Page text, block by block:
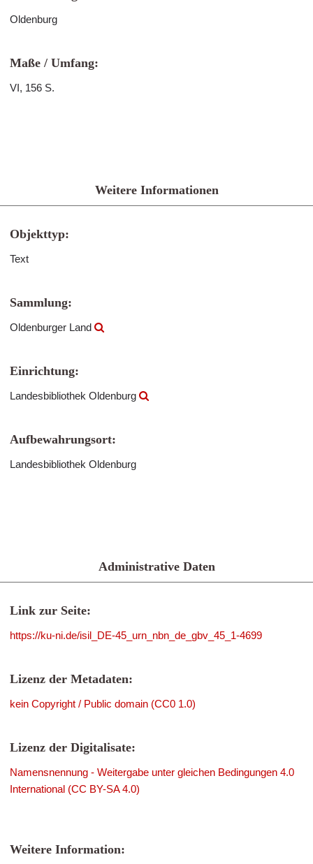
Oldenburg
Maße / Umfang:
VI, 156 S.
Weitere Informationen
Objekttyp:
Text
Sammlung:
Oldenburger Land
Einrichtung:
Landesbibliothek Oldenburg
Aufbewahrungsort:
Landesbibliothek Oldenburg
Administrative Daten
Link zur Seite:
https://ku-ni.de/isil_DE-45_urn_nbn_de_gbv_45_1-4699
Lizenz der Metadaten:
kein Copyright / Public domain (CC0 1.0)
Lizenz der Digitalisate:
Namensnennung - Weitergabe unter gleichen Bedingungen 4.0
International (CC BY-SA 4.0)
Weitere Information: